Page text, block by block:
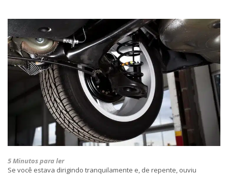
5 Minutos para ler
Se você estava dirigindo tranquilamente e, de repente, ouviu